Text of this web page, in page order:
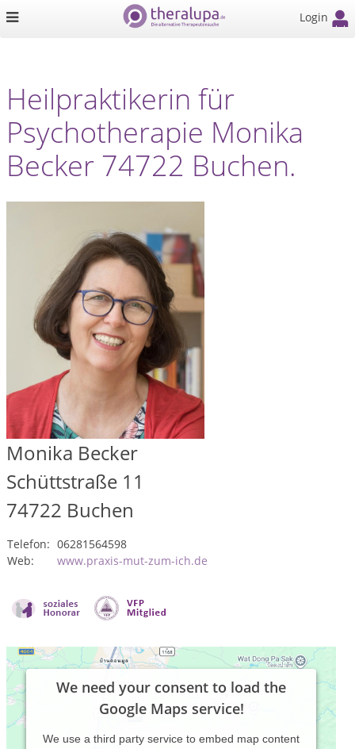
Login
Heilpraktikerin für
Psychotherapie Monika
Becker 74722 Buchen.
Monika Becker
Schüttstraße 11
74722 Buchen
Telefon: 06281564598
Web:
www.praxis-mut-zum-ich.de
We need your consent to load the
Google Maps service!
We use a third party service to embed map content